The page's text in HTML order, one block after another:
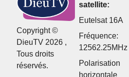
Copyright ©
DieuTV 2026 ,
Tous droits
réservés.
satellite:
Eutelsat 16A
Fréquence:
12562.25MHz
Polarisation
horizontale